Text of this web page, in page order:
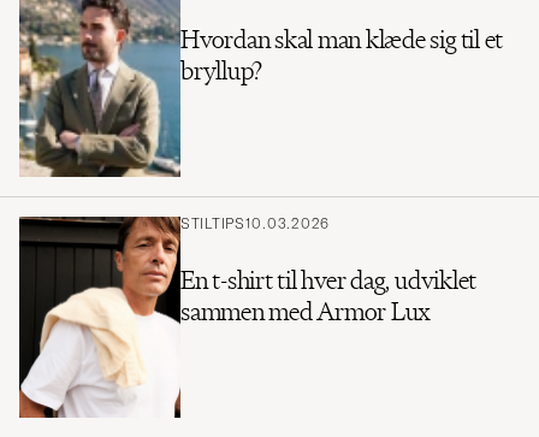
Hvordan skal man klæde sig til et
bryllup?
STILTIPS10.03.2026
En t-shirt til hver dag, udviklet
sammen med Armor Lux